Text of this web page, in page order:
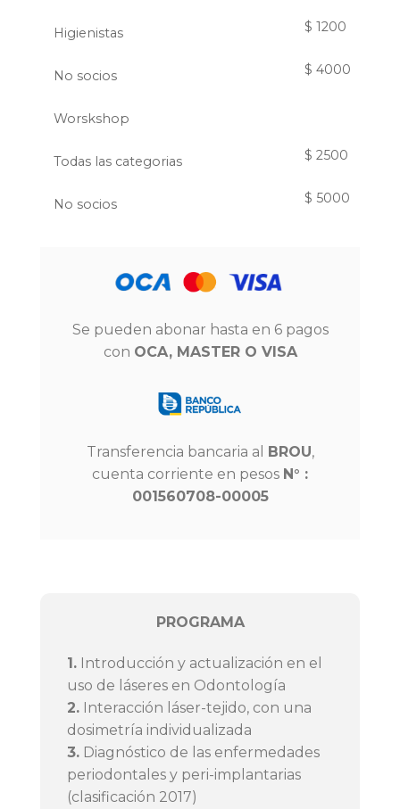
Higienistas $ 1200
No socios $ 4000
Worskshop
Todas las categorias $ 2500
No socios $ 5000
Se pueden abonar hasta en 6 pagos
con OCA, MASTER O VISA
Transferencia bancaria al BROU,
cuenta corriente en pesos N° :
001560708-00005
PROGRAMA
1. Introducción y actualización en el
uso de láseres en Odontología
2. Interacción láser-tejido, con una
dosimetría individualizada
3. Diagnóstico de las enfermedades
periodontales y peri-implantarias
(clasificación 2017)